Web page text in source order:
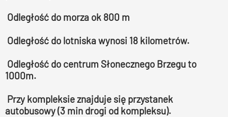
Odległość do morza ok 800 m
Odległość do lotniska wynosi 18 kilometrów.
Odległość do centrum Słonecznego Brzegu to
1000m.
Przy kompleksie znajduje się przystanek
autobusowy (3 min drogi od kompleksu).